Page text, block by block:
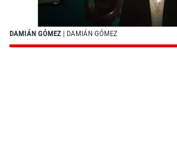
DAMIÁN GÓMEZ | DAMIÁN GÓMEZ